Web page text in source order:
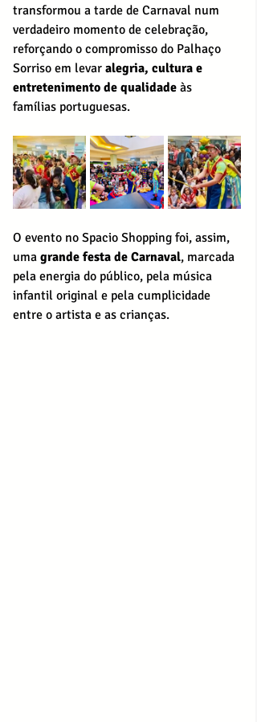
transformou a tarde de Carnaval num
verdadeiro momento de celebração,
reforçando o compromisso do Palhaço
Sorriso em levar alegria, cultura e
entretenimento de qualidade às
famílias portuguesas.
O evento no Spacio Shopping foi, assim,
uma grande festa de Carnaval, marcada
pela energia do público, pela música
infantil original e pela cumplicidade
entre o artista e as crianças.